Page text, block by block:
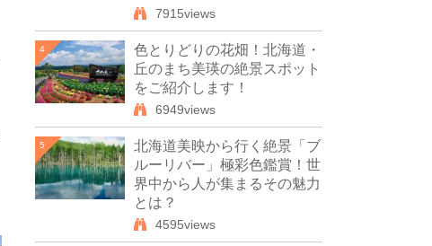
7915views
4
色とりどりの花畑！北海道・
丘のまち美瑛の絶景スポット
をご紹介します！
6949views
5
北海道美映から行く絶景「ブ
ルーリバー」極彩色鑑賞！世
界中から人が集まるその魅力
とは？
4595views